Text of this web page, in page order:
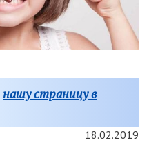
нашу страницу в
18.02.2019